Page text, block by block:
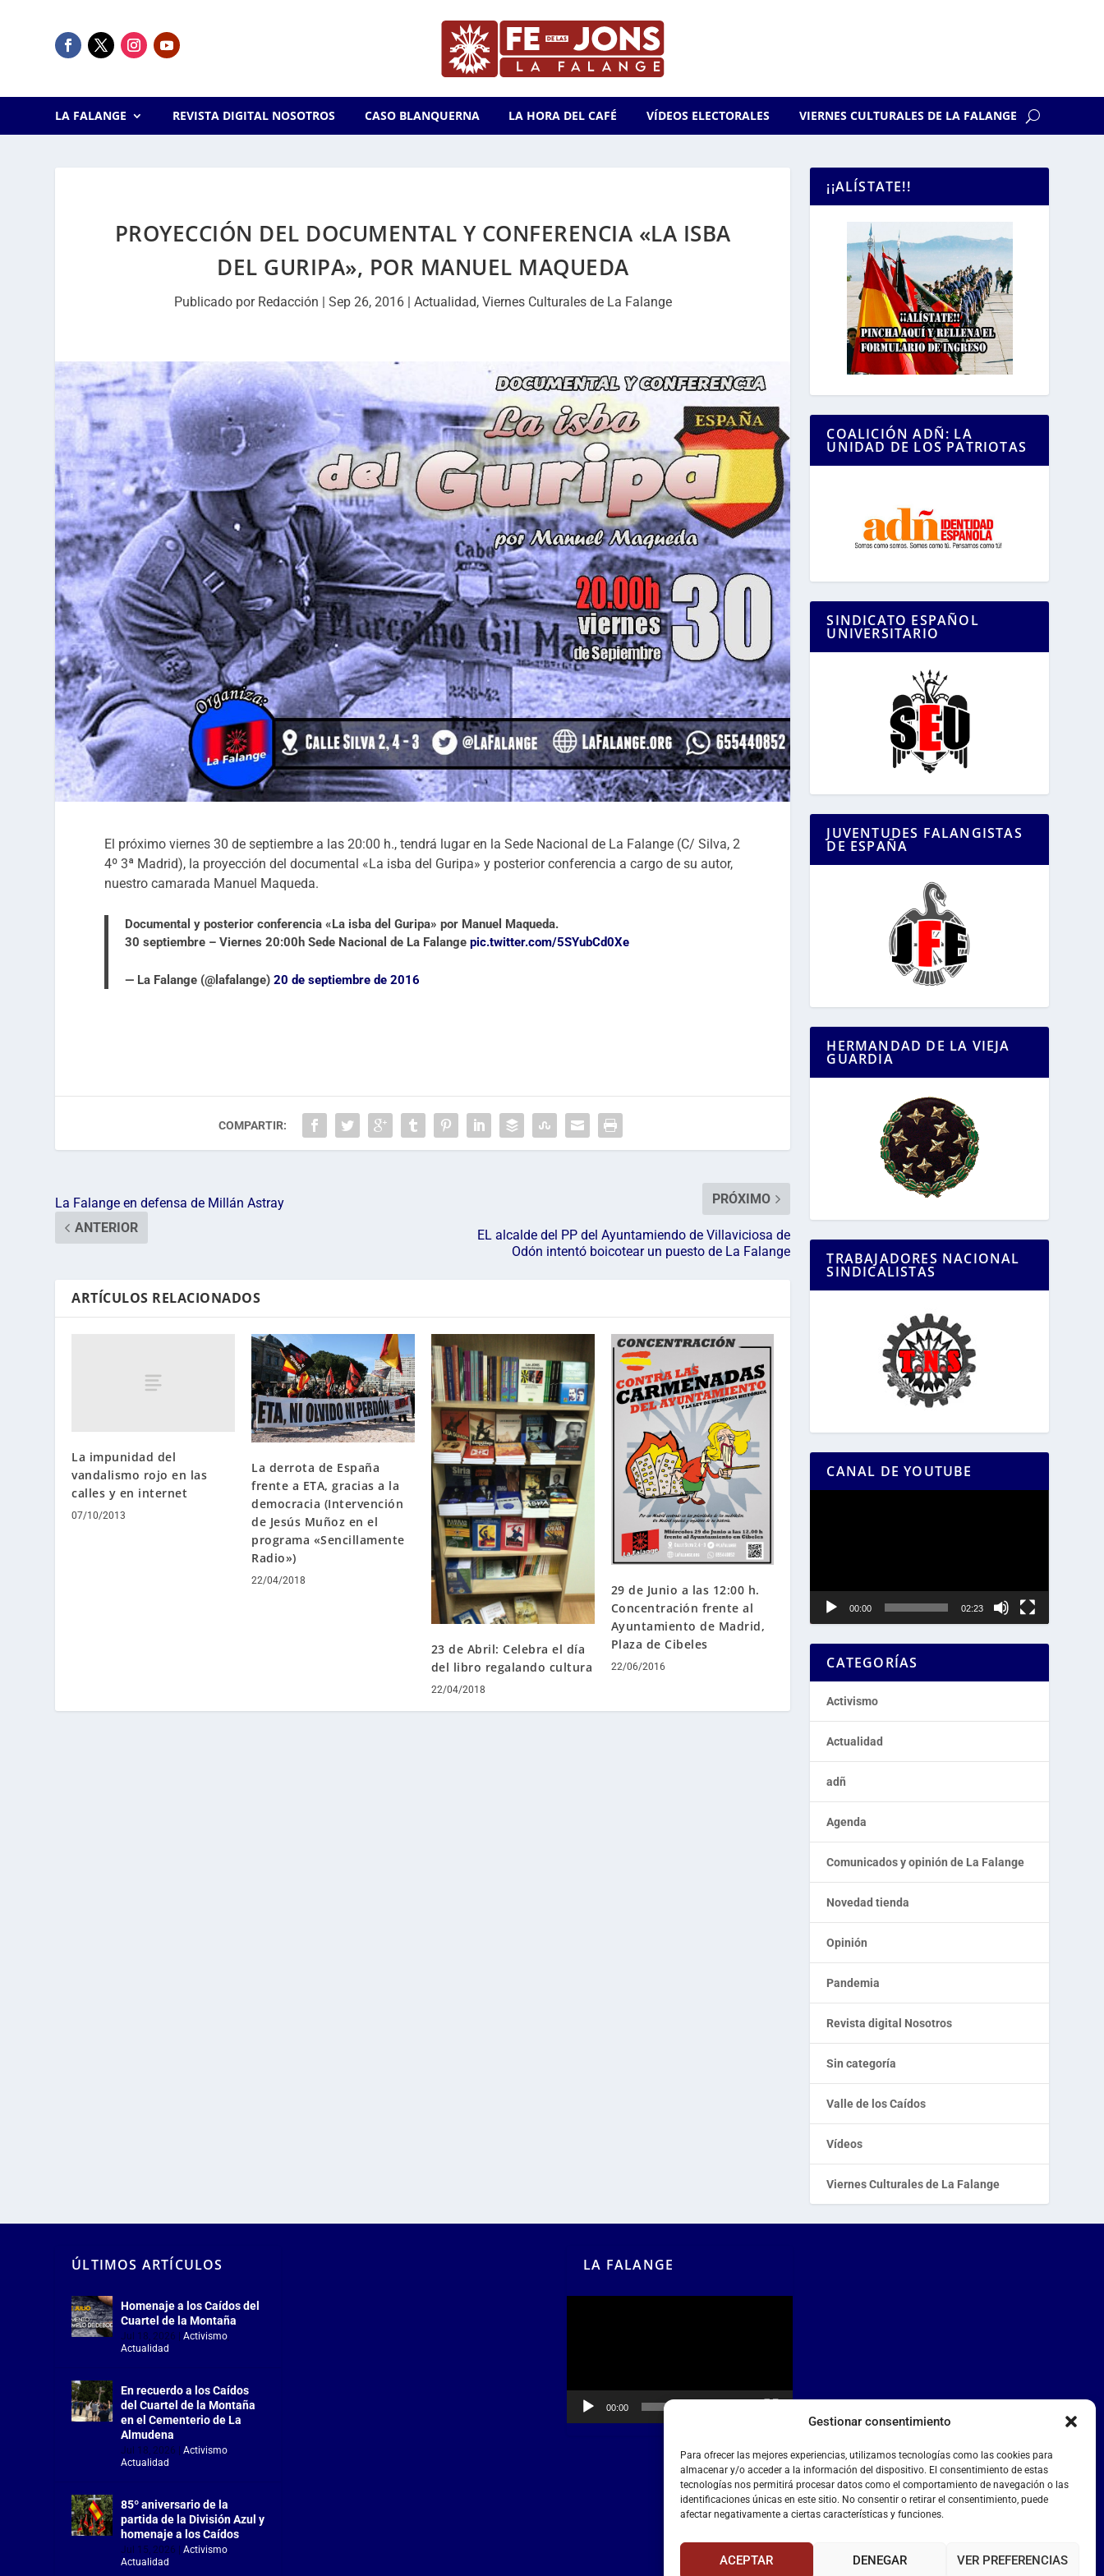
Gestionar consentimiento
Para ofrecer las mejores experiencias, utilizamos tecnologías como las cookies para
almacenar y/o acceder a la información del dispositivo. El consentimiento de estas
tecnologías nos permitirá procesar datos como el comportamiento de navegación o las
identificaciones únicas en este sitio. No consentir o retirar el consentimiento, puede
afectar negativamente a ciertas características y funciones.
ACEPTAR DENEGAR VER PREFERENCIAS
LA FALANGE REVISTA DIGITAL NOSOTROS CASO BLANQUERNA LA HORA DEL CAFÉ VÍDEOS ELECTORALES VIERNES CULTURALES DE LA FALANGE
PROYECCIÓN DEL DOCUMENTAL Y CONFERENCIA «LA ISBA
DEL GURIPA», POR MANUEL MAQUEDA
Publicado por Redacción | Sep 26, 2016| Actualidad, Viernes Culturales de La Falange
El próximo viernes 30 de septiembre a las 20:00 h., tendrá lugar en la Sede Nacional de La Falange (C/ Silva, 2
4º 3ª Madrid), la proyección del documental «La isba del Guripa» y posterior conferencia a cargo de su autor,
nuestro camarada Manuel Maqueda.
Documental y posterior conferencia «La isba del Guripa» por Manuel Maqueda.
30 septiembre – Viernes 20:00h Sede Nacional de La Falangepic.twitter.com/5SYubCd0Xe
— La Falange (@lafalange)20 de septiembre de 2016
COMPARTIR:
La Falange en defensa de Millán Astray
ANTERIOR
PRÓXIMO
EL alcalde del PP del Ayuntamiendo de Villaviciosa de
Odón intentó boicotear un puesto de La Falange
ARTÍCULOS RELACIONADOS
La impunidad del
vandalismo rojo en las
calles y en internet
07/10/2013
La derrota de España
frente a ETA, gracias a la
democracia (Intervención
de Jesús Muñoz en el
programa «Sencillamente
Radio»)
22/04/2018
23 de Abril: Celebra el día
del libro regalando cultura
22/04/2018
29 de Junio a las 12:00 h.
Concentración frente al
Ayuntamiento de Madrid,
Plaza de Cibeles
22/06/2016
¡¡ALÍSTATE!!
COALICIÓN ADÑ: LA
UNIDAD DE LOS PATRIOTAS
SINDICATO ESPAÑOL
UNIVERSITARIO
JUVENTUDES FALANGISTAS
DE ESPAÑA
HERMANDAD DE LA VIEJA
GUARDIA
TRABAJADORES NACIONAL
SINDICALISTAS
CANAL DE YOUTUBE
00:00 02:23
CATEGORÍAS
Activismo
Actualidad
adñ
Agenda
Comunicados y opinión de La Falange
Novedad tienda
Opinión
Pandemia
Revista digital Nosotros
Sin categoría
Valle de los Caídos
Vídeos
Viernes Culturales de La Falange
ÚLTIMOS ARTÍCULOS
Homenaje a los Caídos del
Cuartel de la Montaña
Jul 18, 2026 |Activismo,
Actualidad
En recuerdo a los Caídos
del Cuartel de la Montaña
en el Cementerio de La
Almudena
Jul 18, 2026 |Activismo,
Actualidad
85º aniversario de la
partida de la División Azul y
homenaje a los Caídos
Jul 15, 2026 |Activismo,
Actualidad
LA FALANGE
00:00